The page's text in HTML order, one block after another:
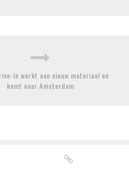
In werkt aan nieuw materiaal en
komt naar Amsterdam